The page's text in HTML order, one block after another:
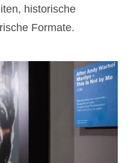
historische
Formate.